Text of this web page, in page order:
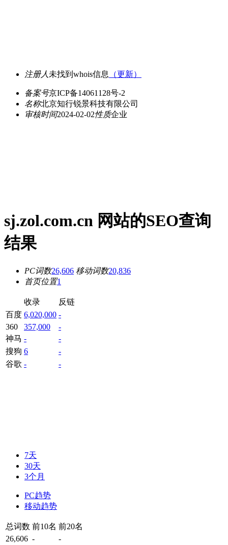
注册人 未找到whois信息 （更新）
备案号京ICP备14061128号-2
名称北京知行锐景科技有限公司
审核时间2024-02-02性质企业
sj.zol.com.cn 网站的SEO查询
结果
PC词数26,606 移动词数20,836
首页位置1
收录
反链
百度 6,020,000 -
360
357,000
-
神马 -
-
搜狗 6
-
谷歌 - -
7天
30天
3个月
PC趋势
移动趋势
总词数 前10名 前20名
26,606 - -